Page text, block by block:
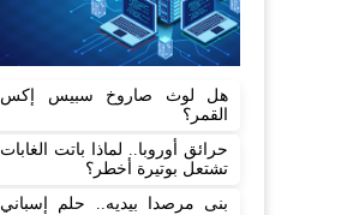
هل لوث صاروخ سبيس إكس
القمر؟
حرائق أوروبا.. لماذا باتت الغابات
تشتعل بوتيرة أخطر؟
بنى مرصدا بيديه.. حلم إسباني